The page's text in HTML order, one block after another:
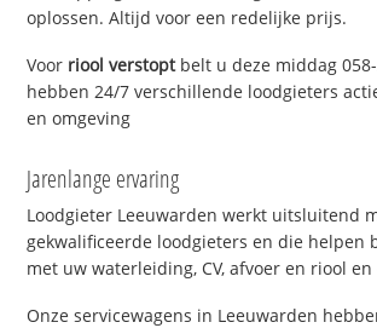
oplossen. Altijd voor een redelijke prijs.
Voor riool verstoptbelt u deze middag
hebben 24/7 verschillende loodgieters
en omgeving
Jarenlange ervaring
Loodgieter Leeuwarden werkt uitsluitend
gekwalificeerde loodgieters en die helpen
met uw waterleiding, CV, afvoer en riool en
Onze servicewagens in Leeuwarden